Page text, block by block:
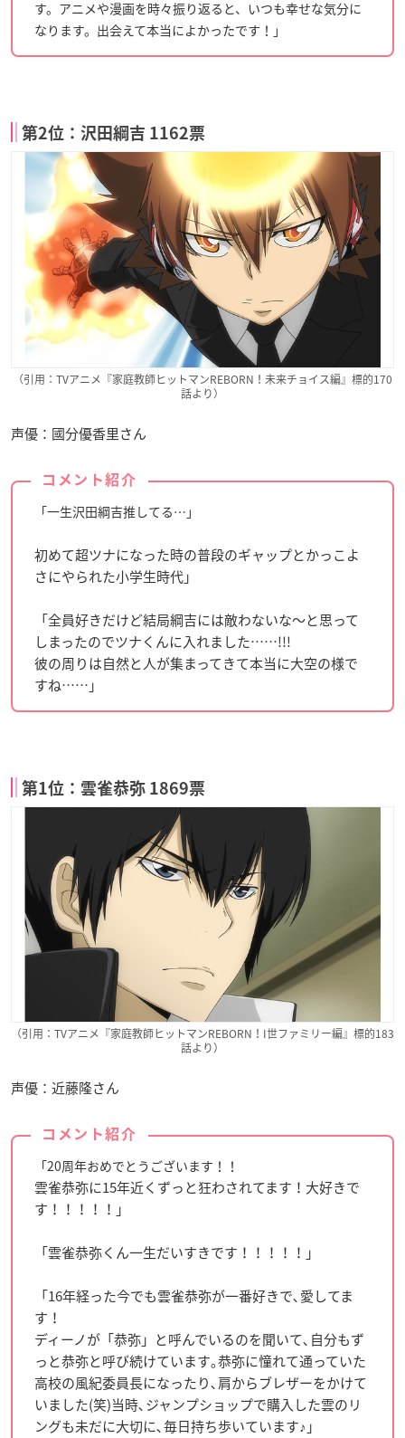
す。アニメや漫画を時々振り返ると、いつも幸せな気分に
なります。出会えて本当によかったです！」
第2位：沢田綱吉 1162票
（引用：TVアニメ『家庭教師ヒットマンREBORN！未来チョイス編』標的170
話より）
声優：國分優香里さん
コメント紹介
「一生沢田綱吉推してる…」
初めて超ツナになった時の普段のギャップとかっこよ
さにやられた小学生時代」
「全員好きだけど結局綱吉には敵わないな〜と思って
しまったのでツナくんに入れました……!!!
彼の周りは自然と人が集まってきて本当に大空の様で
すね……」
第1位：雲雀恭弥 1869票
（引用：TVアニメ『家庭教師ヒットマンREBORN！I世ファミリー編』標的183
話より）
声優：近藤隆さん
コメント紹介
「20周年おめでとうございます！！
雲雀恭弥に15年近くずっと狂わされてます！大好きで
す！！！！！」
「雲雀恭弥くん一生だいすきです！！！！！」
「16年経った今でも雲雀恭弥が一番好きで､愛してま
す！
ディーノが「恭弥」と呼んでいるのを聞いて､自分もず
っと恭弥と呼び続けています｡恭弥に憧れて通っていた
高校の風紀委員長になったり､肩からブレザーをかけて
いました(笑)当時､ジャンプショップで購入した雲のリ
ングも未だに大切に､毎日持ち歩いています♪」